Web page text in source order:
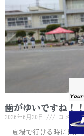
歯がゆいですね！！
2026年6月20日 コメント
夏場で行ける時には、